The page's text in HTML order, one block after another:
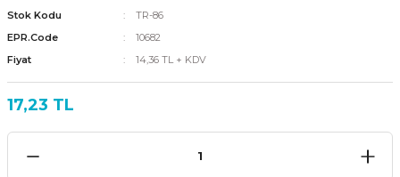
Stok Kodu
TR-86
EPR.Code
10682
Fiyat
14,36 TL + KDV
17,23 TL